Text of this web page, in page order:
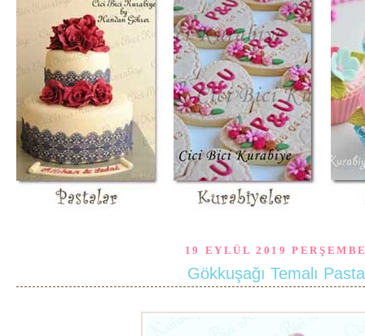
19 EYLÜL 2019
Gökkuşağı Temalı Pasta